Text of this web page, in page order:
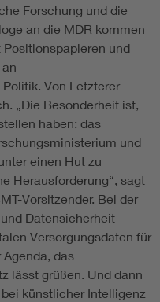
Forschung und die
an die MDR kommen
und
Von Letzterer
„Die Besonderheit ist,
haben: das
und
einen Hut zu
Herausforderung“, sagt
Vorsitzender. Bei der
Datensicherheit
Versorgungsdaten für
das
lässt grüßen. Und dann
künstlicher Intelligenz